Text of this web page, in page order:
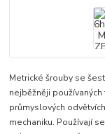
Metrické šrouby se
nejběžněji
průmyslových
mechaniku. Používají